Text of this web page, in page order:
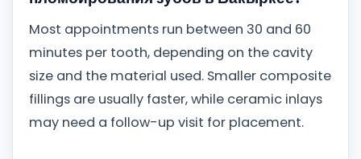
Most appointments run between 30 and 60
minutes per tooth, depending on the cavity
size and the material used. Smaller composite
fillings are usually faster, while ceramic inlays
may need a follow-up visit for placement.